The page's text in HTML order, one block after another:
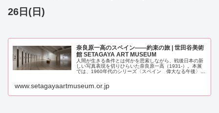
26日(日)
奈良原一高のスペイン――約束の旅 | 世田谷美術
館 SETAGAYA ART MUSEUM
人間が生きる条件とは何かを思索しながら、戦後日本の新
しい写真表現を切りひらいた奈良原一高（1931-）。本展
では、1960年代のシリーズ〈スペイン 偉大なる午後〉に
そうとヨーロッパに滞...
www.setagayaartmuseum.or.jp